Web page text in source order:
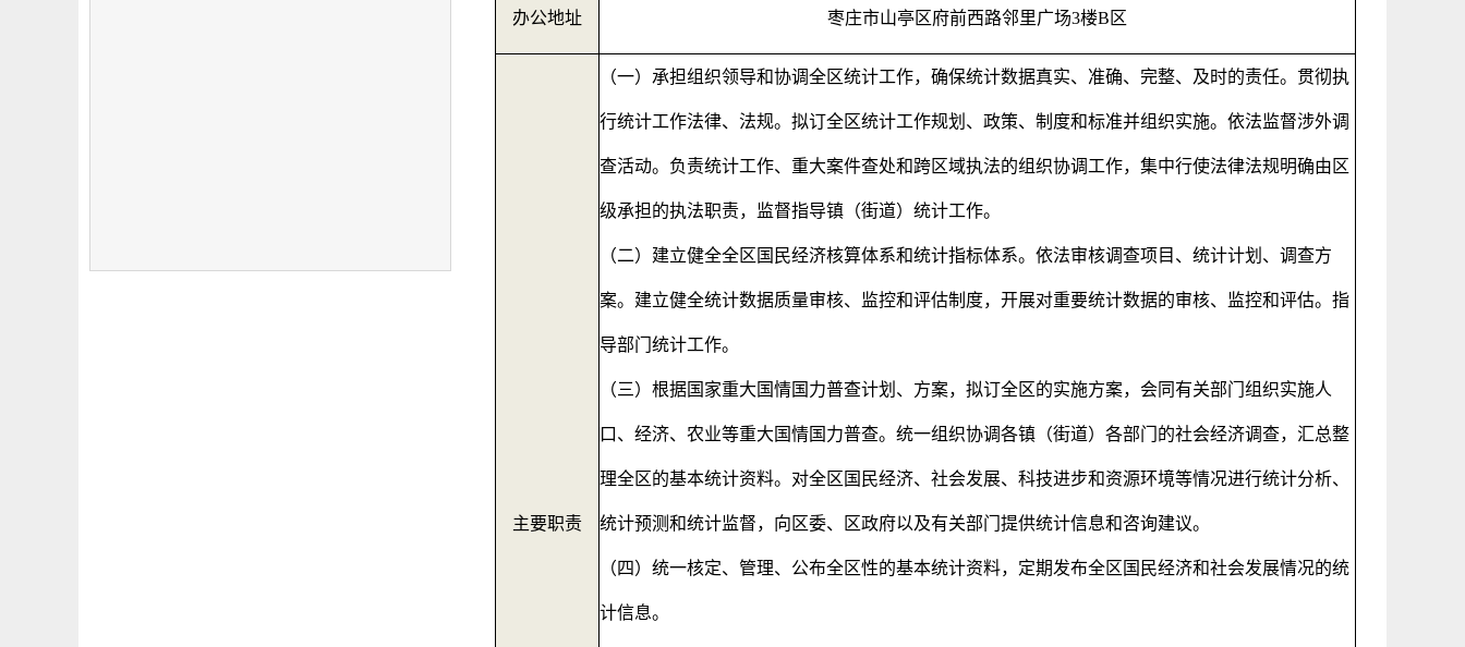
办公地址 枣庄市山亭区府前西路邻里广场3楼B 区
主要职责
（一）承担组织领导和协调全区统计工作，确保统计数据真实、准确、完整、及时的责任。贯彻执
行统计工作法律、法规。拟订全区统计工作规划、政策、制度和标准并组织实施。依法监督涉外调
查活动。负责统计工作、重大案件查处和跨区域执法的组织协调工作，集中行使法律法规明确由区
级承担的执法职责，监督指导镇（街道）统计工作。
（二）建立健全全区国民经济核算体系和统计指标体系。依法审核调查项目、统计计划、调查方
案。建立健全统计数据质量审核、监控和评估制度，开展对重要统计数据的审核、监控和评估。指
导部门统计工作。
（三）根据国家重大国情国力普查计划、方案，拟订全区的实施方案，会同有关部门组织实施人
口、经济、农业等重大国情国力普查。统一组织协调各镇（街道）各部门的社会经济调查，汇总整
理全区的基本统计资料。对全区国民经济、社会发展、科技进步和资源环境等情况进行统计分析、
统计预测和统计监督，向区委、区政府以及有关部门提供统计信息和咨询建议。
（四）统一核定、管理、公布全区性的基本统计资料，定期发布全区国民经济和社会发展情况的统
计信息。